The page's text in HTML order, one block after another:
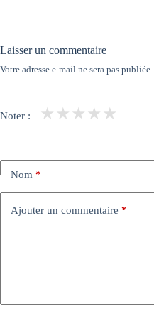
Laisser un commentaire
Votre adresse e-mail ne sera pas publiée.
Noter : ★
★
★
★
★
Nom*
Ajouter un commentaire *